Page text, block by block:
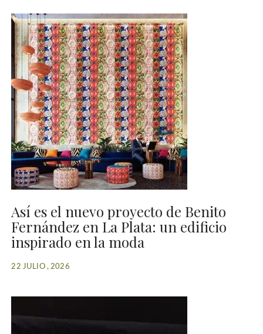
Así es el nuevo proyecto de Benito
Fernández en La Plata: un edificio
inspirado en la moda
22 JULIO , 2026